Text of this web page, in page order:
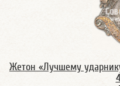
Жетон «Лучшему